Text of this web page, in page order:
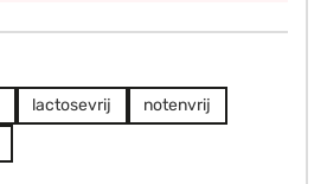
lactosevrij
notenvrij